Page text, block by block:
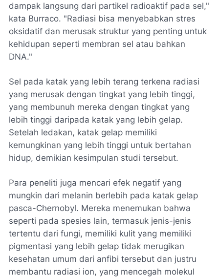
dampak langsung dari partikel radioaktif pada sel,"
kata Burraco. "Radiasi bisa menyebabkan stres
oksidatif dan merusak struktur yang penting untuk
kehidupan seperti membran sel atau bahkan
DNA."
Sel pada katak yang lebih terang terkena radiasi
yang merusak dengan tingkat yang lebih tinggi,
yang membunuh mereka dengan tingkat yang
lebih tinggi daripada katak yang lebih gelap.
Setelah ledakan, katak gelap memiliki
kemungkinan yang lebih tinggi untuk bertahan
hidup, demikian kesimpulan studi tersebut.
Para peneliti juga mencari efek negatif yang
mungkin dari melanin berlebih pada katak gelap
pasca-Chernobyl. Mereka menemukan bahwa
seperti pada spesies lain, termasuk jenis-jenis
tertentu dari fungi, memiliki kulit yang memiliki
pigmentasi yang lebih gelap tidak merugikan
kesehatan umum dari anfibi tersebut dan justru
membantu radiasi ion, yang mencegah molekul